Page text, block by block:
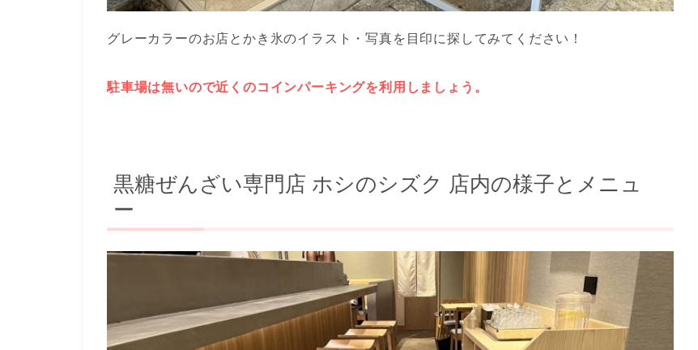
グレーカラーのお店とかき氷のイラスト・写真を目印に探してみてください！
駐車場は無いので近くのコインパーキングを利用しましょう。
黒糖ぜんざい専門店 ホシのシズク 店内の様子とメニュ
ー